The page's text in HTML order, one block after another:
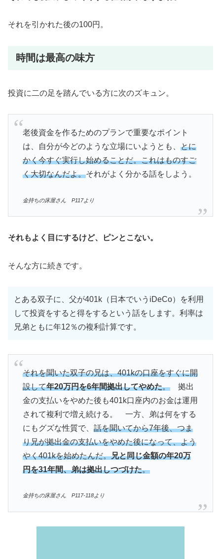
それを引かれた後の100円。
時間は最高の味方
投資に二の足を踏んでいる方に次のズキュン。
老後資金を作るためのプランで重要なポイント
は、自分が今どのような立場にいようとも、 とに
かく今すぐ実行し始めることだ。これはものすご
く大切なんだよ。それがよく分かる話をしよう。
金持ちの床屋さん P117より
それもよく目にするけど、ピンとこない。
そんな方に続きです。
とある双子に、父が401k（日本でいうiDeCo）を利用
して投資をすると得をするという話をします。利率は
兄弟ともに年12％の複利計算です。
それを聞いた双子の兄は、401kの口座をすぐに開
設して年20万円を6年間拠出してやめた。拠出
金の支払いをやめた後も401k口座内のお金は運用
されて複利で増え続ける。 一方、弟は何をする
にもグズな性質で、 話を聞いてから7年後、つま
り兄が拠出金の支払いをやめた後になって、よう
やく401kを始めたんだ。兄と同じ金額の年20万
円を31年間、弟は拠出しつづけた。
金持ちの床屋さん P117-118より